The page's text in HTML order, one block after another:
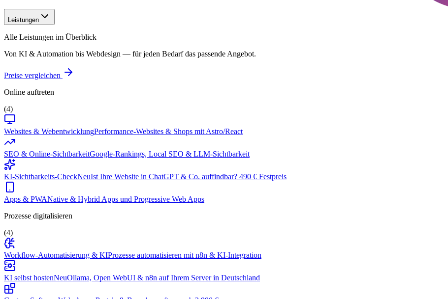
Leistungen
Alle Leistungen im Überblick
Von KI & Automation bis Webdesign — für jeden Bedarf das passende Angebot.
Preise vergleichen
Online auftreten
(4)
Websites & WebentwicklungPerformance-Websites & Shops mit Astro/React
SEO & Online-SichtbarkeitGoogle-Rankings, Local SEO & LLM-Sichtbarkeit
KI-Sichtbarkeits-CheckNeuIst Ihre Website in ChatGPT & Co. auffindbar? 490 € Festpreis
Apps & PWANative & Hybrid Apps und Progressive Web Apps
Prozesse digitalisieren
(4)
Workflow-Automatisierung & KIProzesse automatisieren mit n8n & KI-Integration
KI selbst hostenNeuOllama, Open WebUI & n8n auf Ihrem Server in Deutschland